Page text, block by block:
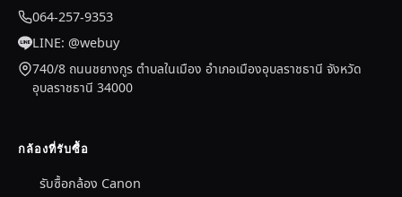
064-257-9353
LINE: @webuy
740/8 ถนนชยางกูร ตำบลในเมือง อำเภอเมืองอุบลราชธานี จังหวัด
อุบลราชธานี 34000
กล้องที่รับซื้อ
รับซื้อกล้อง Canon